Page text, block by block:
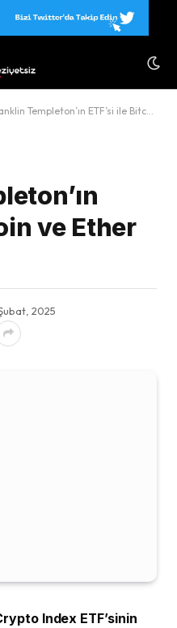
Templeton’ın ETF’si ile Bitcoin ve Ether Erişimi
ve Ether
2025
Index ETF’sinin